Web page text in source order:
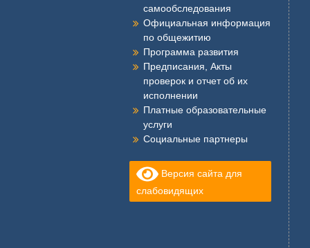
самообследования
Официальная информация
по общежитию
Программа развития
Предписания, Акты
проверок и отчет об их
исполнении
Платные образовательные
услуги
Социальные партнеры
Версия сайта для
слабовидящих